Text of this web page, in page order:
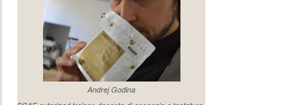
Andrej Godina